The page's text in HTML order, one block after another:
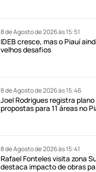
8 de Agosto de 2026 às 15:51
IDEB cresce, mas o Piauí
velhos desafios
8 de Agosto de 2026 às 15:46
Joel Rodrigues registra
propostas para 11 áreas no
8 de Agosto de 2026 às 15:41
Rafael Fonteles visita zona
destaca impacto de obras